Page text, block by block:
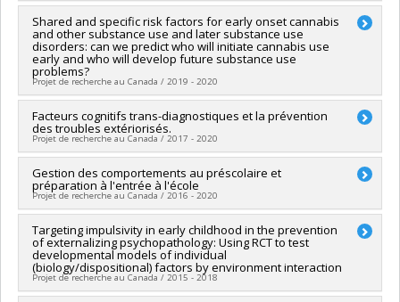
catalyseur
chercheur-boursier : Junior 1
Chercheur principal :Frank Vitaro
Co-chercheurs :Jacques-Yves Montplaisir,Richard Ernest
Tremblay,René Carbonneau,Éric Lacourse,Patricia Conrod
Sylvana Côté
Mireille Joussemet
Nathalie Fontaine ,Natalie Castellanos Ryan
Gouin,Marie-Claude Geoffroy,Evelyne Touchette,Marco
Leyton,Gustavo Turecki,Robert O Pihl,Marie-Claude Salvas
,Sébastien Normand,Simon Larose
Marie Mara Brendgen,Catherine Herba,Gina Muckle,
Frédéric Guay
Stéphane Duchesne Catherine Ratelle
François Poulin,Georges Tarabulsy,Marco M. Battaglia
Anne-Sophie Denault,Célia Matte-Gagné
,Melanie Dirks,Michel Boivin
Sources de financement :FRQSC/Fonds de recherche du
Québec - Société et culture (FQRSC)
Programmes de subvention :PV129894-(RG) Programme
Regroupements stratégiques
Shared and specific risk factors for early onset cannabis
and other substance use and later substance use
disorders: can we predict who will initiate cannabis use
early and who will develop future substance use
problems?
Projet de recherche au Canada / 2019 - 2020
Chercheur principal :Natalie Castellanos Ryan
Co-chercheurs :Sophie Parent ,Frank Vitaro
Sources de financement :
Substance Use and Addiction
Programmes de subvention : PVXXXXXX-Subvention
catalyseur
Facteurs cognitifs trans-diagnostiques et la prévention
des troubles extériorisés.
Projet de recherche au Canada / 2017 - 2020
Chercheur principal :Natalie Castellanos Ryan
Sources de financement :FRQS/Fonds de recherche du
Québec - Santé (FRSQ)
jeunes chercheurs Juniors 1
Gestion des comportements au préscolaire et
préparation à l'entrée à l'école
Projet de recherche au Canada / 2016 - 2020
Chercheur principal : Natalie Castellanos Ryan
Sources de financement :Fondation de l'Hôpital Ste-Justine
Programmes de subvention :
Targeting impulsivity in early childhood in the prevention
of externalizing psychopathology: Using RCT to test
developmental models of individual
(biology/dispositional) factors by environment interaction
Projet de recherche au Canada / 2015 - 2018